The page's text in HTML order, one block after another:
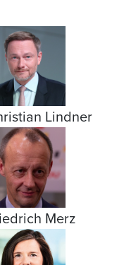
Lindner
Merz